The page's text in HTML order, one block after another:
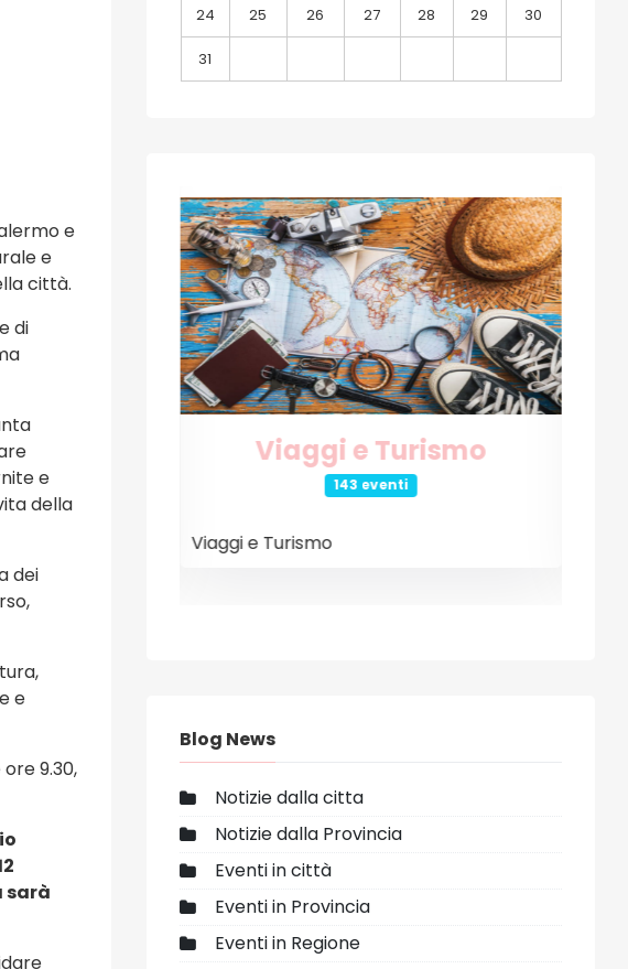
e
e
città.
di
e
della
dei
e
9.30,
sarà
24 25 26 27 28 29 30
31
Internet e Tecnologia
26 eventi
Internet e Tecnologia
Blog News
Notizie dalla citta
Notizie dalla Provincia
Eventi in città
Eventi in Provincia
Eventi in Regione